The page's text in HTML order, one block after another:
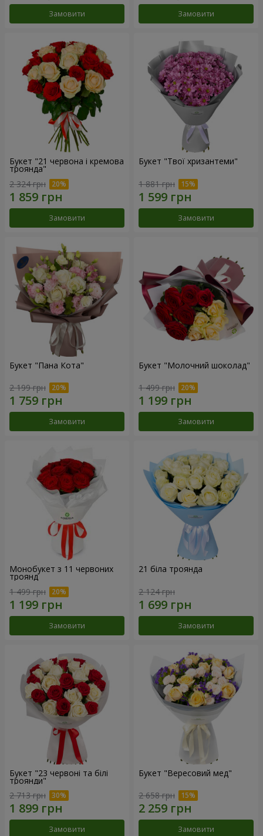
Замовити Замовити
Букет "21 червона і кремова
троянда"
2 324 грн
Замовити
Букет "Твої хризантеми"
1 881 грн
Замовити
Букет "Пана Кота"
2 199 грн
Замовити
Букет "Молочний шоколад"
1 499 грн
Замовити
Монобукет з 11 червоних
троянд
1 499 грн
Замовити
21 біла троянда
2 124 грн
Замовити
Букет "23 червоні та білі
троянди"
2 713 грн
Замовити
Букет "Вересовий мед"
2 658 грн
Замовити